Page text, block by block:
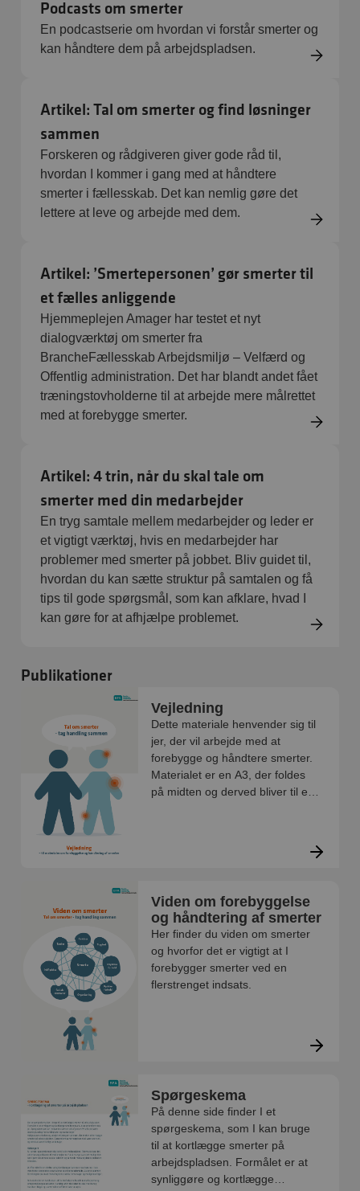
Podcasts om smerter
En podcastserie om hvordan vi forstår smerter og
kan håndtere dem på arbejdspladsen.
Artikel: Tal om smerter og find løsninger
sammen
Forskeren og rådgiveren giver gode råd til,
hvordan I kommer i gang med at håndtere
smerter i fællesskab. Det kan nemlig gøre det
lettere at leve og arbejde med dem.
Artikel: ’Smertepersonen’ gør smerter til
et fælles anliggende
Hjemmeplejen Amager har testet et nyt
dialogværktøj om smerter fra
BrancheFællesskab Arbejdsmiljø – Velfærd og
Offentlig administration. Det har blandt andet fået
træningstovholderne til at arbejde mere målrettet
med at forebygge smerter.
Artikel: 4 trin, når du skal tale om
smerter med din medarbejder
En tryg samtale mellem medarbejder og leder er
et vigtigt værktøj, hvis en medarbejder har
problemer med smerter på jobbet. Bliv guidet til,
hvordan du kan sætte struktur på samtalen og få
tips til gode spørgsmål, som kan afklare, hvad I
kan gøre for at afhjælpe problemet.
Publikationer
Vejledning
Dette materiale henvender sig til
jer, der vil arbejde med at
forebygge og håndtere smerter.
Materialet er en A3, der foldes
på midten og derved bliver til et
Viden om forebyggelse
og håndtering af smerter
Her finder du viden om smerter
og hvorfor det er vigtigt at I
forebygger smerter ved en
flerstrenget indsats.
Spørgeskema
På denne side finder I et
spørgeskema, som I kan bruge
til at kortlægge smerter på
arbejdspladsen. Formålet er at
synliggøre og kortlægge